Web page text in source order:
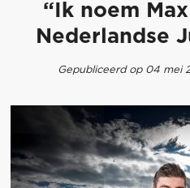
“Ik noem
Nederlandse
Gepubliceerd op 04 mei